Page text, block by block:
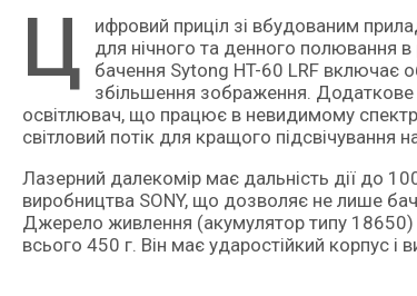
Ц
ифровий приціл зі вбудованим приладом нічного бачення та лазерним далекоміром. Пристрій призначений
для нічного та денного полювання в
бачення Sytong HT-60 LRF включає
збільшення зображення.
освітлювач, що працює в невидимому
світловий потік для кращого підсвічування
Лазерний далекомір має дальність дії до
виробництва SONY, що дозволяє не лише
Джерело живлення (акумулятор типу 18650)
всього 450 г. Він має ударостійкий корпус і